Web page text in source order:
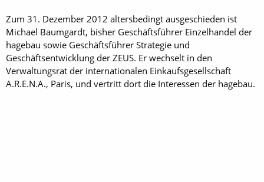
Zum 31. Dezember 2012 altersbedingt ausgeschieden ist
Michael Baumgardt, bisher Geschäftsführer Einzelhandel der
hagebau sowie Geschäftsführer Strategie und
Geschäftsentwicklung der ZEUS. Er wechselt in den
Verwaltungsrat der internationalen Einkaufsgesellschaft
A.R.E.N.A., Paris, und vertritt dort die Interessen der hagebau.